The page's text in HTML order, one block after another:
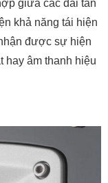
hay và xem
F330
suất mạnh
rõ ràng, đầy